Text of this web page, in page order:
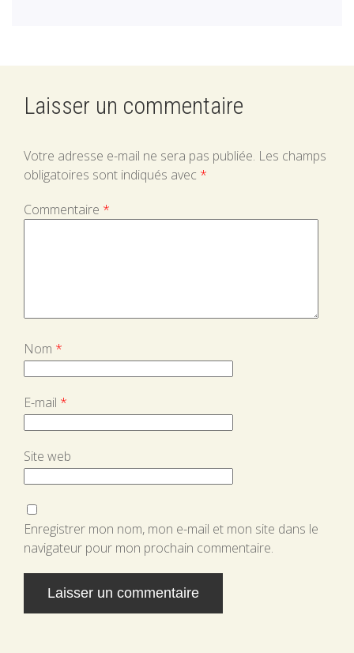
Laisser un commentaire
Votre adresse e-mail ne sera pas publiée. Les champs
obligatoires sont indiqués avec *
Commentaire *
Nom *
E-mail *
Site web
Enregistrer mon nom, mon e-mail et mon site dans le
navigateur pour mon prochain commentaire.